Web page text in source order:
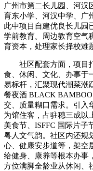
广州市第二长儿园、河汉
育东小学、河汉中学、广
此中项目自建优良长儿园
学前教育。周边教育空气
育资本，处理家长择校难
社区配套方面，项目打
食、休闲、文化、办事于
易标杆，汇聚现代潮菜潮
餐夜酒 BLACK
交、质量糊口需求。引入
为馆住客，占驻穗三成以
美食节、ISFFC 国际片子
粤人文气韵。社区内还规
心、健康安步道等，架空
给健身、康养等根本办事
方位满脚全龄业从休闲、